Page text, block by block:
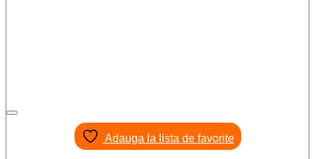
Adauga la lista de favorite